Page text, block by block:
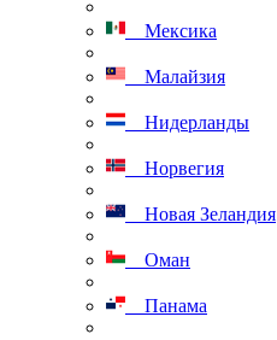
Мексика
Малайзия
Нидерланды
Норвегия
Новая Зеландия
Оман
Панама